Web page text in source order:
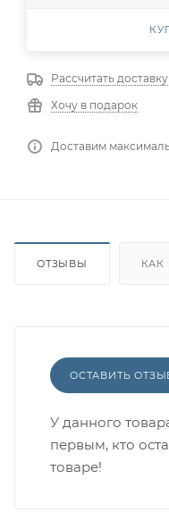
Рассчитать доставку
Хочу в подарок
Доставим
ОТЗЫВЫ КАК
ОСТАВИТЬ
У данного
первым, кто
товаре!